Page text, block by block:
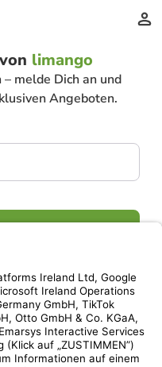
limango
melde Dich an und
Angeboten.